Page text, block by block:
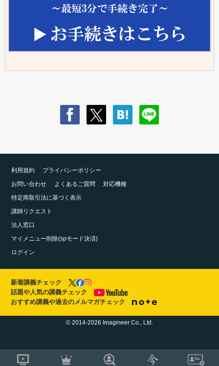
利用規約
プライバシーポリシー
お問い合わせ
よくあるご質問
対応機種
特定商取引法に基づく表示
講師リクエスト
法人窓口
マイメニュー削除(spモード決済)
ログイン
新着講義チェック
話題や人気の講義チェック
おすすめ講義や過去のメルマガチェック
© 2014-2026 Imagineer Co., Ltd.